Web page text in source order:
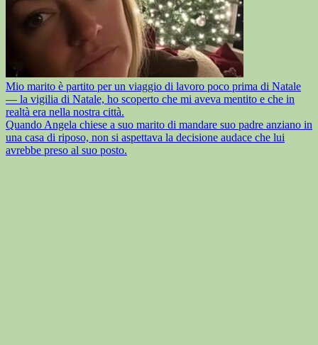
Mio marito è partito per un viaggio di lavoro poco prima di Natale
— la vigilia di Natale, ho scoperto che mi aveva mentito e che in
realtà era nella nostra città.
Quando Angela chiese a suo marito di mandare suo padre anziano in
una casa di riposo, non si aspettava la decisione audace che lui
avrebbe preso al suo posto.